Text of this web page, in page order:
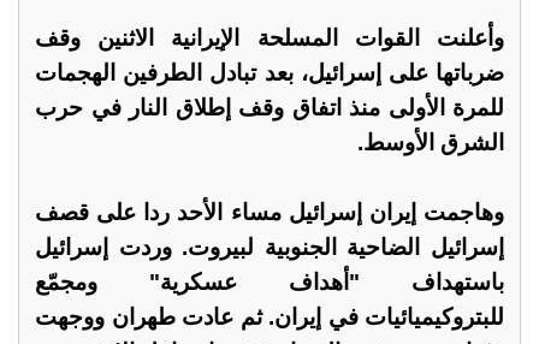
وأعلنت القوات المسلحة الإيرانية الاثنين وقف
ضرباتها على إسرائيل، بعد تبادل الطرفين الهجمات
للمرة الأولى منذ اتفاق وقف إطلاق النار في حرب
الشرق الأوسط.
وهاجمت إيران إسرائيل مساء الأحد ردا على قصف
إسرائيل الضاحية الجنوبية لبيروت. وردت إسرائيل
باستهداف "أهداف عسكرية" ومجمّع
للبتروكيميائيات في إيران. ثم عادت طهران ووجهت